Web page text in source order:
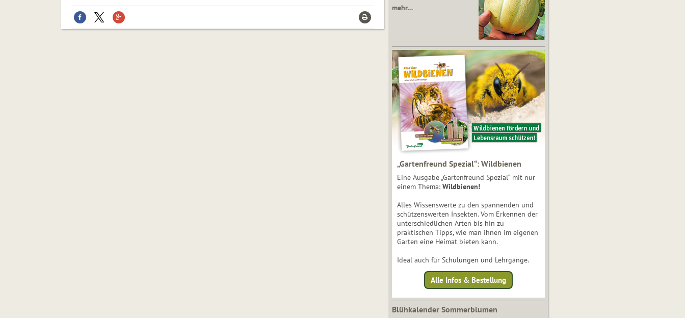
mehr…
„Gartenfreund Spezial“: Wildbienen
Eine Ausgabe „Gartenfreund Spezial“ mit nur
einem Thema: Wildbienen!
Alles Wissenswerte zu den spannenden und
schützenswerten Insekten. Vom Erkennen der
unterschiedlichen Arten bis hin zu
praktischen Tipps, wie man ihnen im eigenen
Garten eine Heimat bieten kann.
Ideal auch für Schulungen und Lehrgänge.
Alle Infos & Bestellung
Blühkalender Sommerblumen